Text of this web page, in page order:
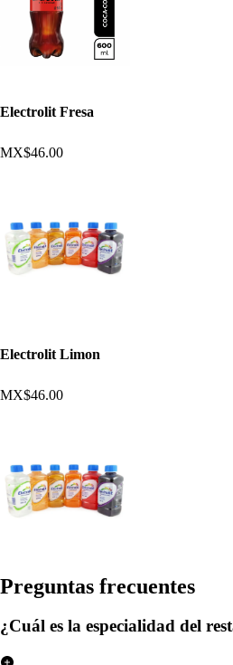
Electrolit Fresa
MX$46.00
Electrolit Limon
MX$46.00
Preguntas frecuentes
¿Cuál es la especialidad del